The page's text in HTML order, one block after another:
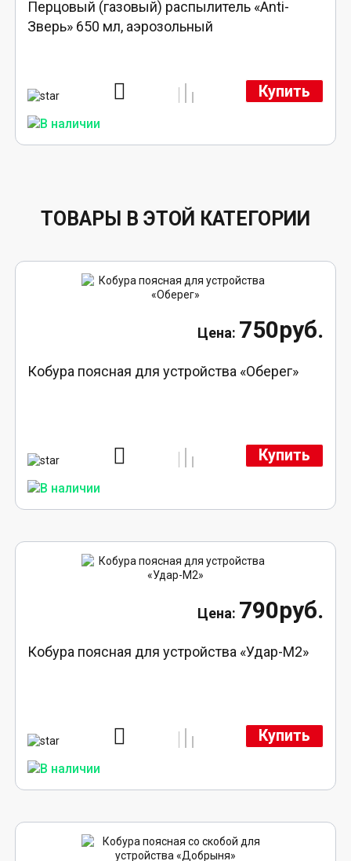
Перцовый (газовый) распылитель «Anti-
Зверь» 650 мл, аэрозольный
Купить
ТОВАРЫ В ЭТОЙ КАТЕГОРИИ
750руб.
Кобура поясная для устройства «Оберег»
Купить
790руб.
Кобура поясная для устройства «Удар-М2»
Купить